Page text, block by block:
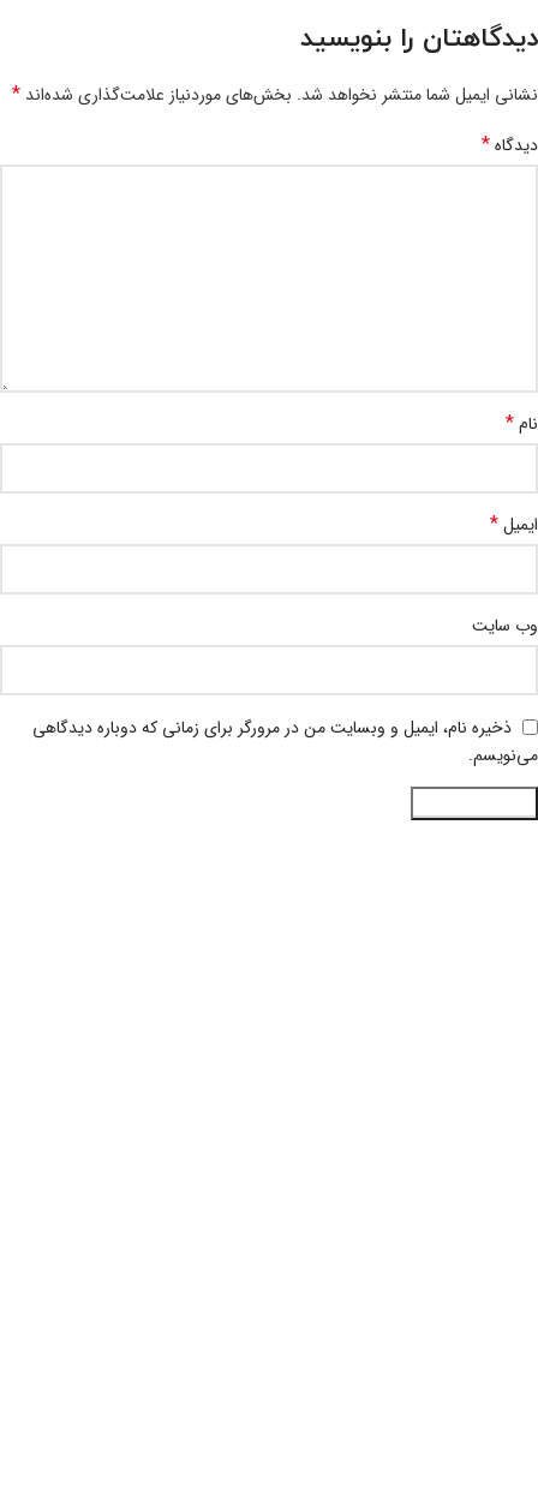
دیدگاهتان را بنویسید
نشانی ایمیل شما منتشر نخواهد شد. بخش‌های موردنیاز علامت‌گذاری شده‌اند *
دیدگاه*
نام*
ایمیل*
وب‌ سایت
ذخیره نام، ایمیل و وبسایت من در مرورگر برای زمانی که دوباره دیدگاهی
می‌نویسم.